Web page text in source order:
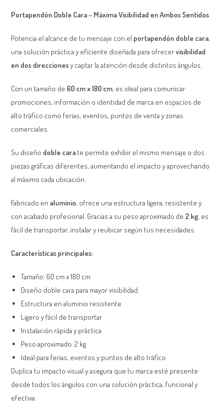
Portapendón Doble Cara – Máxima Visibilidad en Ambos Sentidos
Potencia el alcance de tu mensaje con el portapendón doble cara,
una solución práctica y eficiente diseñada para ofrecervisibilidad
en dos direccionesy captar la atención desde distintos ángulos.
Con un tamaño de 60 cm x 180 cm, es ideal para comunicar
promociones, información o identidad de marca en espacios de
alto tráfico como ferias, eventos, puntos de venta y zonas
comerciales.
Su diseño doble cara te permite exhibir el mismo mensaje o dos
piezas gráficas diferentes, aumentando el impacto y aprovechando
al máximo cada ubicación.
Fabricado en aluminio, ofrece una estructura ligera, resistente y
con acabado profesional. Gracias a su peso aproximado de 2 kg, es
fácil de transportar, instalar y reubicar según tus necesidades.
Características principales:
Tamaño: 60 cm x 180 cm
Diseño doble cara para mayor visibilidad
Estructura en aluminio resistente
Ligero y fácil de transportar
Instalación rápida y práctica
Peso aproximado: 2 kg
Ideal para ferias, eventos y puntos de alto tráfico
Duplica tu impacto visual y asegura que tu marca esté presente
desde todos los ángulos con una solución práctica, funcional y
efectiva.